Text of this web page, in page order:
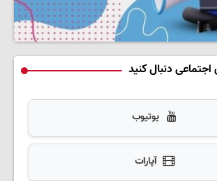
دنبال کنید
یوتیوب
آپارات